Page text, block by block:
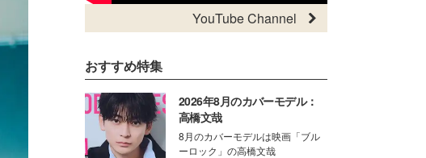
YouTube Channel
おすすめ特集
2026年8月のカバーモデル：
高橋文哉
8月のカバーモデルは映画「ブル
ーロック」の高橋文哉